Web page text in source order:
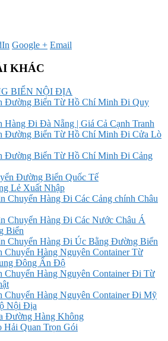
Google + Email
KHÁC
BIỂN NỘI ĐỊA
Đường Biển Từ Hồ Chí Minh Đi Quy
Hàng Đi Đà Nẵng | Giá Cả Cạnh Tranh
Đường Biển Từ Hồ Chí Minh Đi Cửa Lò
Đường Biển Từ Hồ Chí Minh Đi Cảng
Đường Biển Quốc Tế
Lẻ Xuất Nhập
Chuyển Hàng Đi Các Cảng chính Châu
Chuyển Hàng Đi Các Nước Châu Á
Biển
Chuyển Hàng Đi Úc Bằng Đường Biển
Chuyển Hàng Nguyên Container Từ
Đông Ấn Độ
Chuyển Hàng Nguyên Container Đi Từ
Chuyển Hàng Nguyên Container Đi Mỹ
Nội Địa
Đường Hàng Không
Quan Trọn Gói